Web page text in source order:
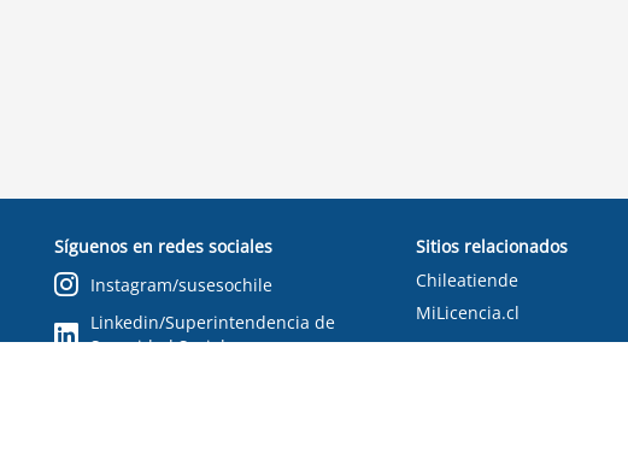
Síguenos en redes sociales
Instagram/susesochile
Linkedin/Superintendencia de
Seguridad Social
Sitios relacionados
Chileatiende
MiLicencia.cl